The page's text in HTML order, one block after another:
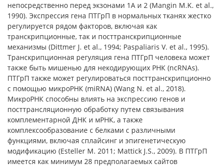
непосредственно перед экзонами 1А и 2 (Mangin M.K. et al.,
1990). Экспрессия гена ПТГрП в нормальных тканях жестко
регулируется рядом факторов, включая как
транскрипционные, так и посттранскрипционные
механизмы (Dittmer J. et al., 1994; Paspaliaris V. et al., 1995).
Транскрипционная регуляция гена ПТГрП человека может
также быть мишенью для некодирующих РНК (ncRNAs).
ПТГрП также может регулироваться посттранскрипционно
с помощью микроРНК (miRNA) (Wang N. et al., 2018).
МикроРНК способны влиять на экспрессию генов и
посттрансляционную обработку путем связывания
комплементарной ДНК и мРНК, а также
комплексообразование с белками с различными
функциями, включая сплайсинг и эпигенетическую
модификацию (Esteller M. 2011; Mattick J.S., 2009). В ПТГрП
имеется как минимум 28 предполагаемых сайтов